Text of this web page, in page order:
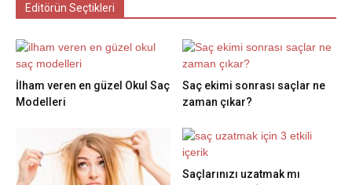
Editörün Seçtikleri
İlham veren en güzel Okul Saç
Modelleri
Saç ekimi sonrası saçlar ne
zaman çıkar?
Saçlarınızı uzatmak mı